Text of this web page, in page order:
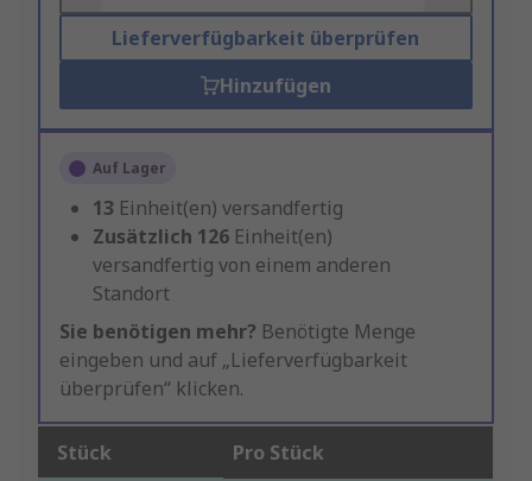
Lieferverfügbarkeit überprüfen
Hinzufügen
Auf Lager
13 Einheit(en) versandfertig
Zusätzlich 126 Einheit(en)
versandfertig von einem anderen
Standort
Sie benötigen mehr? Benötigte Menge
eingeben und auf „Lieferverfügbarkeit
überprüfen“ klicken.
Stück Pro Stück